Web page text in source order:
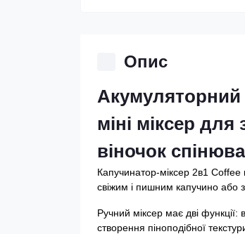
Опис
Акумуляторний
міні міксер
віночок
Капучинатор-міксер 2в1
свіжим і пишним капучино або
Ручний міксер має дві
створення піноподібної